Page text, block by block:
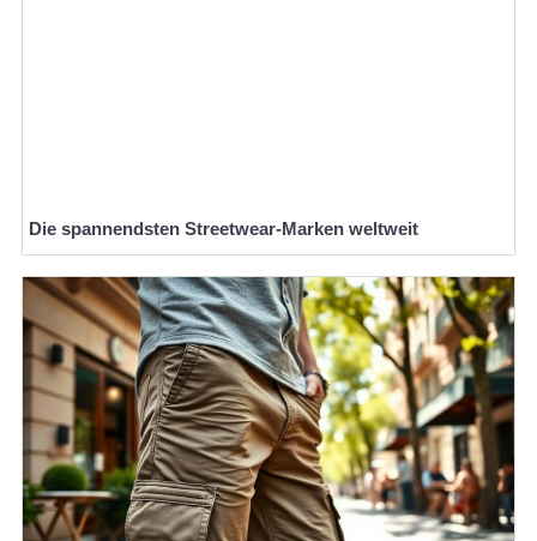
Die spannendsten Streetwear-Marken weltweit